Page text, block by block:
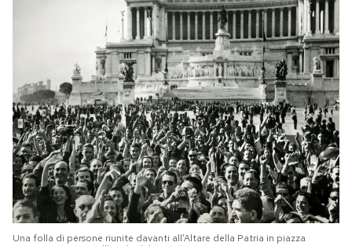
Una folla di persone riunite davanti all’Altare della Patria in piazza